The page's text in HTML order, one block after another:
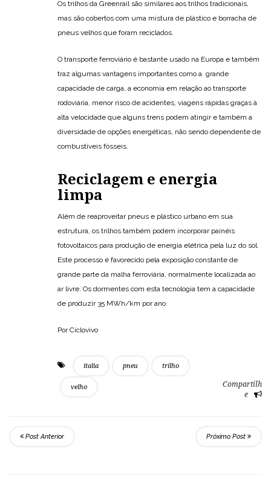
Os trilhos da Greenrail são similares aos trilhos tradicionais,
mas são cobertos com uma mistura de plástico e borracha de
pneus velhos que foram reciclados.
O transporte ferroviário é bastante usado na Europa e também
traz algumas vantagens importantes como a grande
capacidade de carga, a economia em relação ao transporte
rodoviária, menor risco de acidentes, viagens rápidas graças à
alta velocidade que alguns trens podem atingir e também a
diversidade de opções energéticas, não sendo dependente de
combustíveis fósseis.
Reciclagem e energia
limpa
Além de reaproveitar pneus e plástico urbano em sua
estrutura, os trilhos também podem incorporar painéis
fotovoltaicos para produção de energia elétrica pela luz do sol.
Este processo é favorecido pela exposição constante de
grande parte da malha ferroviária, normalmente localizada ao
ar livre. Os dormentes com esta tecnologia tem a capacidade
de produzir 35 MWh/km por ano.
Por Ciclovivo
italia pneu trilho
velho
Compartilh
e
Post Anterior Próximo Post